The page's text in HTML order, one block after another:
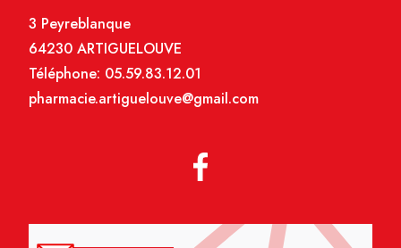
3 Peyreblanque
64230 ARTIGUELOUVE
Téléphone: 05.59.83.12.01
pharmacie.artiguelouve@gmail.com